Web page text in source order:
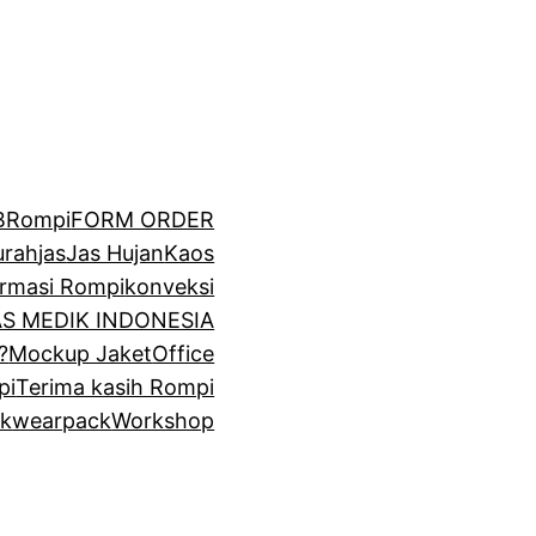
FORM ORDER
jasJas HujanKaos
Rompikonveksi
MEDIK INDONESIA
Mockup JaketOffice
Terima kasih Rompi
wearpackWorkshop